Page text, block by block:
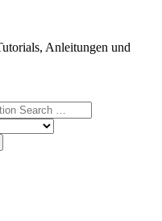
Anleitungen und